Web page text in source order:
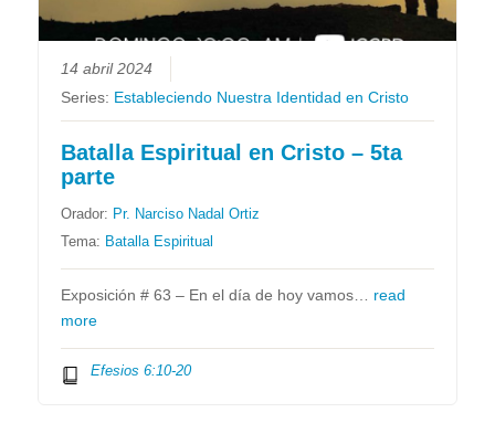
14 abril 2024
Series: Estableciendo Nuestra Identidad en Cristo
Batalla Espiritual en Cristo – 5ta
parte
Orador: Pr. Narciso Nadal Ortiz
Tema: Batalla Espiritual
Exposición # 63 – En el día de hoy vamos… read
more
Efesios 6:10-20